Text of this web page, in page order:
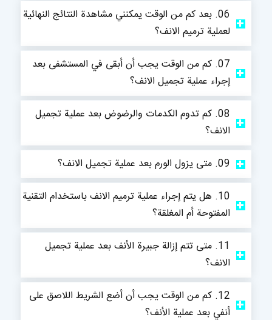
06. بعد كم من الوقت يمكنني مشاهدة النتائج النهائية
لعملية ترميم الانف؟
07. كم من الوقت يجب أن أبقى في المستشفى بعد
إجراء عملية تجميل الانف؟
08. كم تدوم الكدمات والرضوض بعد عملية تجميل
الانف؟
09. متى يزول الورم بعد عملية تجميل الانف؟
10. هل يتم إجراء عملية ترميم الانف باستخدام التقنية
المفتوحة أم المغلقة؟
11. متى تتم إزالة جبيرة الأنف بعد عملية تجميل
الانف؟
12. كم من الوقت يجب أن أضع الشريط اللاصق على
أنفي بعد عملية الأنف؟